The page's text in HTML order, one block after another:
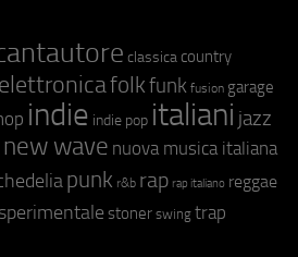
classica country
elettronicafolkfunk fusion garage
indie indie pop italiani jazz
new wave nuova musica italiana
punk r&b rap rap italiano reggae
sperimentale stoner swing trap